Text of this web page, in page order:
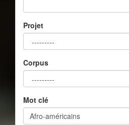
Projet
Corpus
Mot clé